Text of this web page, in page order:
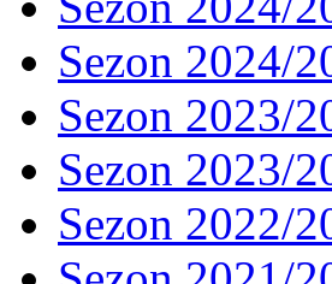
Sezon 2024/
Sezon 2023/
Sezon 2023/
Sezon 2022/